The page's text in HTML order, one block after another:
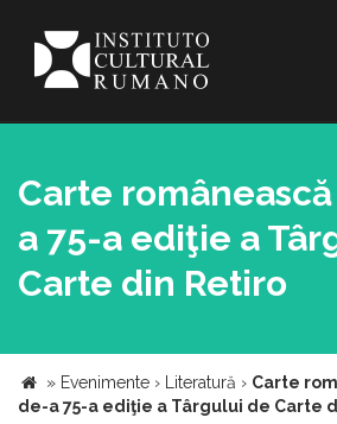
Carte
a 75-a ediţie a
Carte din Retiro
» Evenimente › Literatură › Carte
de-a 75-a ediţie a Târgului de Carte